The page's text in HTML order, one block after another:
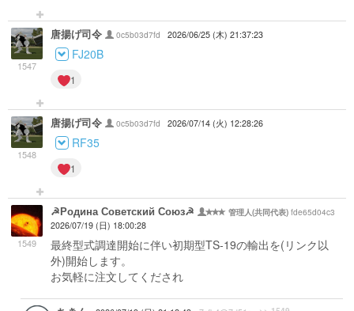
1547
唐揚げ司令 0c5b03d7fd 2026/06/25 (木) 21:37:23
FJ20B
1
1548
唐揚げ司令 0c5b03d7fd 2026/07/14 (火) 12:28:26
RF35
1
1549
☭Родина Советский Союз☭ 管理人(共同代表) fde65d04c3
2026/07/19 (日) 18:00:28
最終型式調達開始に伴い初期型TS-19の輸出を(リンク以
外)開始します。
お気軽に注文してくだされ